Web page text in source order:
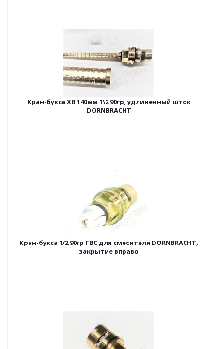
Кран-букса ХВ 140мм 1\2 90гр, удлиненный шток
DORNBRACHT
Кран-букса 1/2 90гр ГВС для смесителя DORNBRACHT,
закрытие вправо